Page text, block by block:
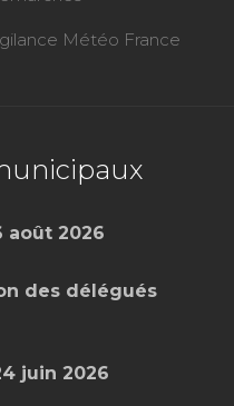
Météo France
août 2026
des délégués
juin 2026